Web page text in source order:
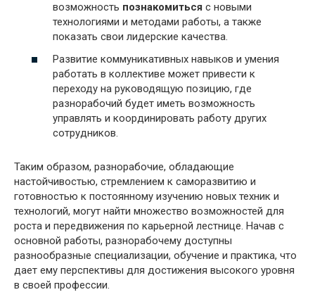
возможность познакомиться с новыми
технологиями и методами работы, а также
показать свои лидерские качества.
Развитие коммуникативных навыков и умения
работать в коллективе может привести к
переходу на руководящую позицию, где
разнорабочий будет иметь возможность
управлять и координировать работу других
сотрудников.
Таким образом, разнорабочие, обладающие
настойчивостью, стремлением к саморазвитию и
готовностью к постоянному изучению новых техник и
технологий, могут найти множество возможностей для
роста и передвижения по карьерной лестнице. Начав с
основной работы, разнорабочему доступны
разнообразные специализации, обучение и практика, что
дает ему перспективы для достижения высокого уровня
в своей профессии.